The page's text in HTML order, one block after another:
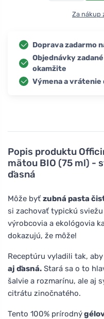
Popis produktu
mätou BIO (75 ml) -
ďasná
Môže byť zubná pasta
si zachovať typickú
výrobcovia a ekológovia
dokazujú, že môže!
Receptúru vyladili tak,
aj ďasná. Stará sa o to
šalvie a rozmarínu, ale aj
citrátu zinočnatého.
Tento 100% prírodný
Za nákup
Doprava zadarmo
Objednávky
okamžite
Výmena a vrátenie